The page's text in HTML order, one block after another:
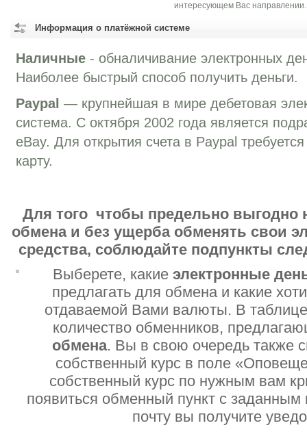
интересующем Вас направлении.
Информация о платёжной системе
Наличные - обналичивание электронных
Наиболее быстрый способ получить деньги.
Paypal — крупнейшая в мире дебетовая
система. C октября 2002 года является
eBay. Для открытия счета в Paypal
карту.
Для того чтобы предельно выгодно
обмена и без ущерба обменять свои
средства, соблюдайте подпункты
Выберете, какие электронные
предлагать для обмена и какие
отдаваемой Вами валюты. В таблице
количество обменников,
обмена. Вы в свою очередь также
собственный курс в поле
собственный курс по нужным вам
появиться обменный пункт с заданным
почту вы получите